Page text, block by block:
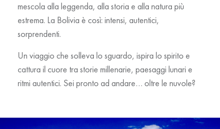
mescola alla leggenda, alla storia e alla natura più
estrema. La Bolivia è così: intensi, autentici,
sorprendenti.
Un viaggio che solleva lo sguardo, ispira lo spirito e
cattura il cuore tra storie millenarie, paesaggi lunari e
ritmi autentici. Sei pronto ad andare… oltre le nuvole?